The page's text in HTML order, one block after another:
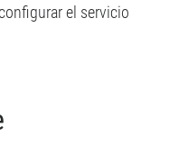
el servicio